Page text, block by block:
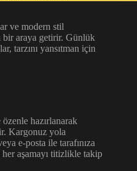
ve modern stil
bir araya getirir. Günlük
tarzını yansıtman için
hazırlanarak
Kargonuz yola
e-posta ile tarafınıza
aşamayı titizlikle takip